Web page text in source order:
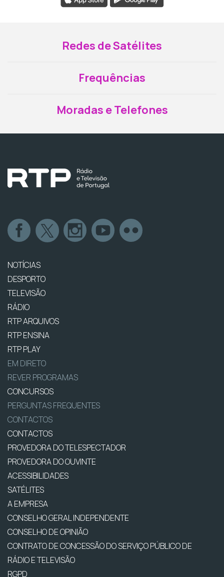
Redes de Satélites
Frequências
Moradas e Telefones
NOTÍCIAS
DESPORTO
TELEVISÃO
RÁDIO
RTP ARQUIVOS
RTP ENSINA
RTP PLAY
EM DIRETO
REVER PROGRAMAS
CONCURSOS
PERGUNTAS FREQUENTES
CONTACTOS
CONTACTOS
PROVEDORA DO TELESPECTADOR
PROVEDORA DO OUVINTE
ACESSIBILIDADES
SATÉLITES
A EMPRESA
CONSELHO GERAL INDEPENDENTE
CONSELHO DE OPINIÃO
CONTRATO DE CONCESSÃO DO SERVIÇO PÚBLICO DE
RÁDIO E TELEVISÃO
RGPD